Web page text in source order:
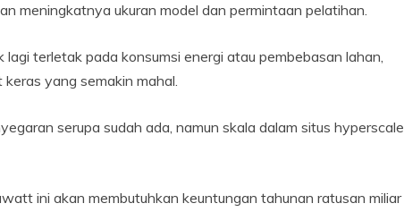
meningkatnya ukuran model dan permintaan pelatihan.
terletak pada konsumsi energi atau pembebasan lahan,
yang semakin mahal.
serupa sudah ada, namun skala dalam situs hyperscale
ini akan membutuhkan keuntungan tahunan ratusan miliar